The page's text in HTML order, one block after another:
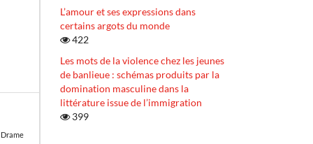
Drame
L’amour et ses expressions dans
certains argots du monde
422
Les mots de la violence chez les jeunes
de banlieue : schémas produits par la
domination masculine dans la
littérature issue de l’immigration
399